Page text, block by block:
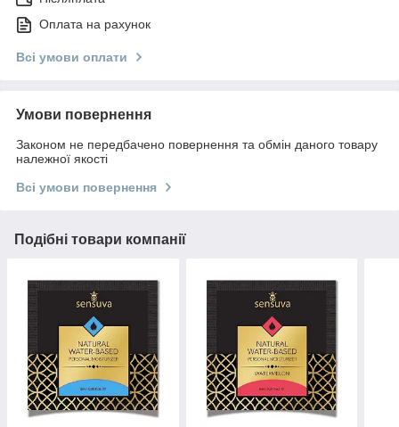
Оплата на рахунок
Всі умови оплати
Умови повернення
Законом не передбачено повернення та обмін даного товару
належної якості
Всі умови повернення
Подібні товари компанії